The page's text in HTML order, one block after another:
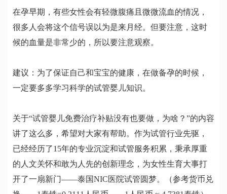
在孕早期，有些女性会有轻微腹痛且微微流血的情况，
很多人会将这个信号误以为是来月经。但要注意，这时
候的血量是非常少的，所以要注意观察。
建议：为了保证自己和宝宝的健康，在做备孕的时候，
一定要多多学习科学的试管婴儿知识。
关于“试管婴儿免费治疗补贴没有也要做，为啥？”的内容
讲了这么多，希望对大家有帮助。作为试管行业先驱，
已经经历了15年的专业沉淀和试管服务积累，秉承厚重
的人文关怀和敢为人先的创新理念，为女性生育大事打
开了一扇新门——泰国NIC医院试管圆梦。（参考货币兑